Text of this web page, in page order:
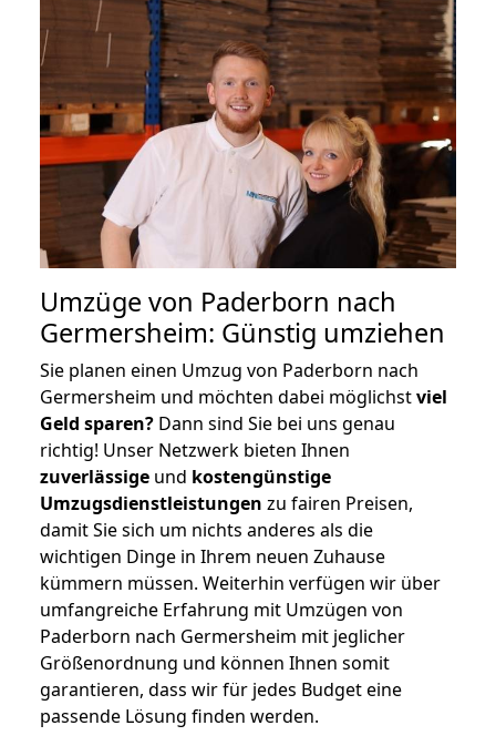
Umzüge von Paderborn nach
Germersheim: Günstig umziehen
Sie planen einen Umzug von Paderborn nach
Germersheim und möchten dabei möglichstviel
Geld sparen? Dann sind Sie bei uns genau
richtig! Unser Netzwerk bieten Ihnen
zuverlässige und kostengünstige
Umzugsdienstleistungen zu fairen Preisen,
damit Sie sich um nichts anderes als die
wichtigen Dinge in Ihrem neuen Zuhause
kümmern müssen. Weiterhin verfügen wir über
umfangreiche Erfahrung mit Umzügen von
Paderborn nach Germersheim mit jeglicher
Größenordnung und können Ihnen somit
garantieren, dass wir für jedes Budget eine
passende Lösung finden werden.